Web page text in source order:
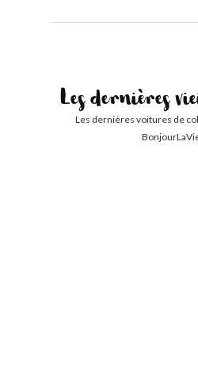
Les dernières
Les dernières voitures de